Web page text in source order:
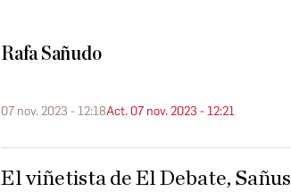
Rafa Sañudo
07 nov. 2023 - 12:18Act. 07 nov. 2023 - 12:21
El viñetista de El Debate, Sañus, explica en minuto y medio